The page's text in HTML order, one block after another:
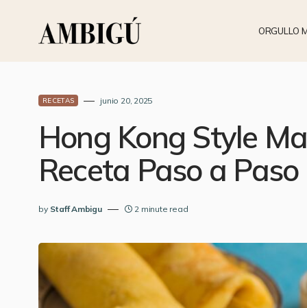
ORGULLO
RECETAS junio 20, 2025
Hong Kong Style
Receta Paso a Paso
by Staff Ambigu 2 minute read